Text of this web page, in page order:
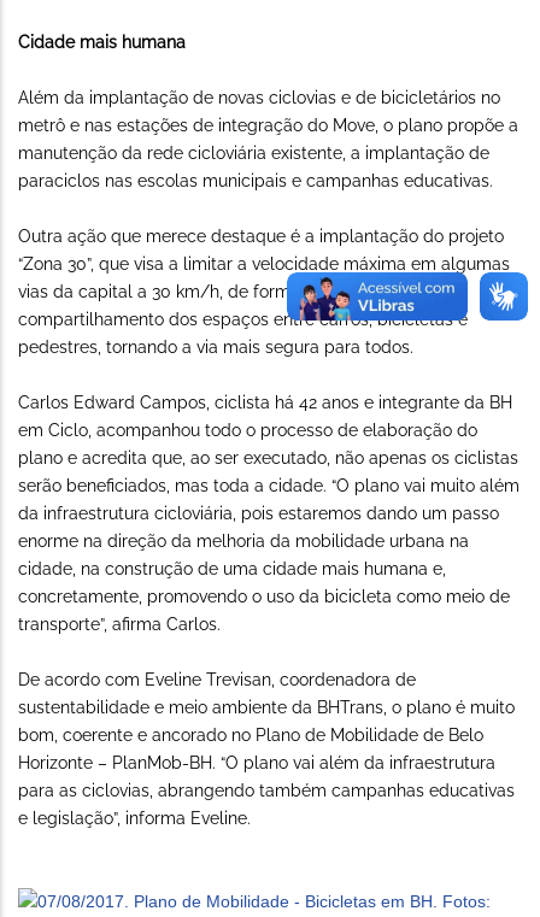
Cidade mais humana
Além da implantação de novas ciclovias e de bicicletários no
metrô e nas estações de integração do Move, o plano propõe a
manutenção da rede cicloviária existente, a implantação de
paraciclos nas escolas municipais e campanhas educativas.
Outra ação que merece destaque é a implantação do projeto
“Zona 30”, que visa a limitar a velocidade máxima em algumas
vias da capital a 30 km/h, de forma a estimular o
compartilhamento dos espaços entre carros, bicicletas e
pedestres, tornando a via mais segura para todos.
Carlos Edward Campos, ciclista há 42 anos e integrante da BH
em Ciclo, acompanhou todo o processo de elaboração do
plano e acredita que, ao ser executado, não apenas os ciclistas
serão beneficiados, mas toda a cidade. “O plano vai muito além
da infraestrutura cicloviária, pois estaremos dando um passo
enorme na direção da melhoria da mobilidade urbana na
cidade, na construção de uma cidade mais humana e,
concretamente, promovendo o uso da bicicleta como meio de
transporte”, afirma Carlos.
De acordo com Eveline Trevisan, coordenadora de
sustentabilidade e meio ambiente da BHTrans, o plano é muito
bom, coerente e ancorado no Plano de Mobilidade de Belo
Horizonte – PlanMob-BH. “O plano vai além da infraestrutura
para as ciclovias, abrangendo também campanhas educativas
e legislação”, informa Eveline.